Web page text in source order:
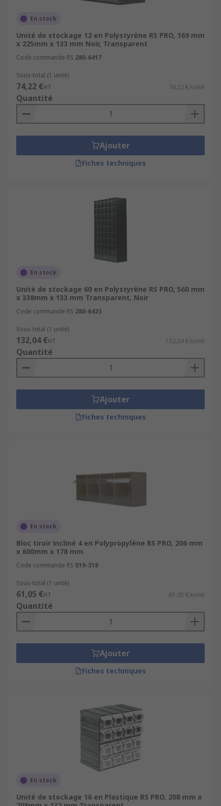
En stock
Unité de stockage 12 en Polystyrène RS PRO, 169 mm
x 225mm x 133 mm Noir, Transparent
Code commande RS 280-6417
Sous-total (1 unité)
74,22 €HT 74,22 €/unité
Quantité
Ajouter
Fiches techniques
En stock
Unité de stockage 60 en Polystyrène RS PRO, 560 mm
x 338mm x 133 mm Transparent, Noir
Code commande RS 280-6423
Sous-total (1 unité)
132,04 €HT 132,04 €/unité
Quantité
Ajouter
Fiches techniques
En stock
Bloc tiroir incliné 4 en Polypropylène RS PRO, 206 mm
x 600mm x 178 mm
Code commande RS 519-318
Sous-total (1 unité)
61,05 €HT 61,05 €/unité
Quantité
Ajouter
Fiches techniques
En stock
Unité de stockage 16 en Plastique RS PRO, 208 mm x